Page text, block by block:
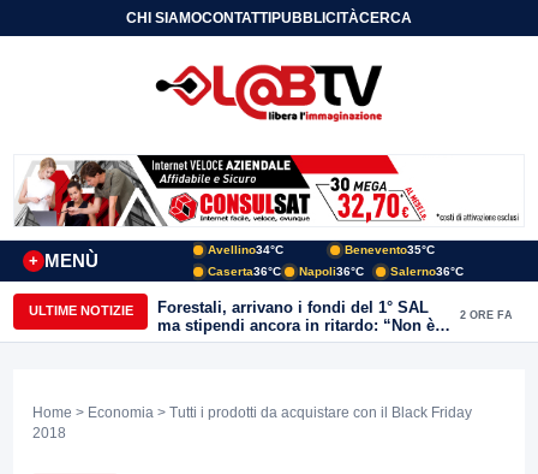
CHI SIAMOCONTATTIPUBBLICITÀCERCA
MENÙ
+
Avellino34°C Benevento35°C
Caserta36°C Napoli36°C Salerno36°C
ULTIME NOTIZIE
Forestali, arrivano i fondi del 1° SAL
ma stipendi ancora in ritardo: “Non è
più sostenibile”
2 ORE FA
Home > Economia > Tutti i prodotti da acquistare con il Black Friday
2018